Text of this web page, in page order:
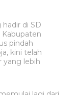
di SD
Kabupaten
pindah
kini telah
yang lebih